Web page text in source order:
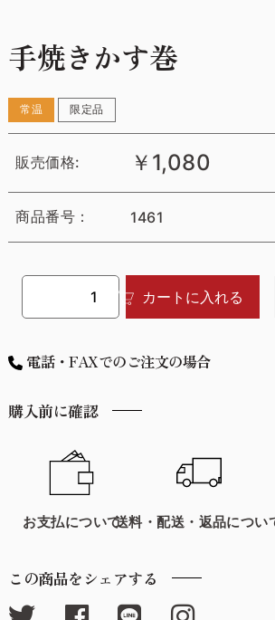
手焼きかす巻
常温 限定品
販売価格: ￥1,080
商品番号： 1461
カートに入れる
電話・FAXでのご注文の場合
購入前に確認
お支払について送料・配送・返品につい
この商品をシェアする